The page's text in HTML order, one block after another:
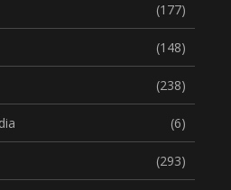
(177)
(148)
(238)
(6)
(293)